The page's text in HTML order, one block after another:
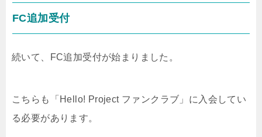
FC追加受付
続いて、FC追加受付が始まりました。
こちらも「Hello! Project ファンクラブ」に入会してい
る必要があります。